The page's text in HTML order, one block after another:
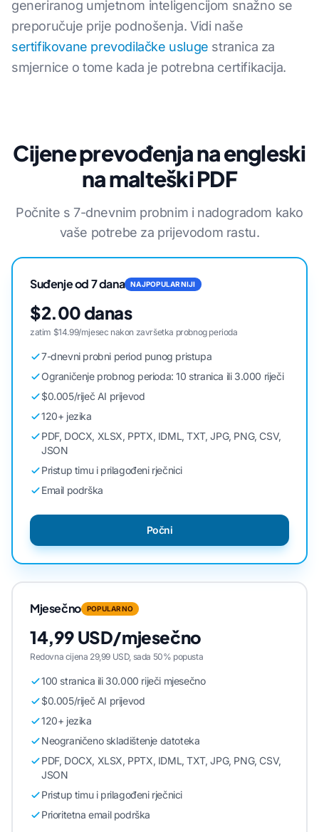
generiranog umjetnom inteligencijom snažno se
preporučuje prije podnošenja. Vidi naše
sertifikovane prevodilačke usluge stranica za
smjernice o tome kada je potrebna certifikacija.
Cijene prevođenja na engleski
na malteški PDF
Počnite s 7-dnevnim probnim i nadogradom kako
vaše potrebe za prijevodom rastu.
Suđenje od 7 dana NAJPOPULARNIJI
$2.00 danas
zatim $14.99/mjesec nakon završetka probnog perioda
7-dnevni probni period punog pristupa
Ograničenje probnog perioda: 10 stranica ili 3.000 riječi
$0.005/riječ AI prijevod
120+ jezika
PDF, DOCX, XLSX, PPTX, IDML, TXT, JPG, PNG, CSV,
JSON
Pristup timu i prilagođeni rječnici
Email podrška
Počni
Mjesečno POPULARNO
14,99 USD/mjesečno
Redovna cijena 29,99 USD, sada 50% popusta
100 stranica ili 30.000 riječi mjesečno
$0.005/riječ AI prijevod
120+ jezika
Neograničeno skladištenje datoteka
PDF, DOCX, XLSX, PPTX, IDML, TXT, JPG, PNG, CSV,
JSON
Pristup timu i prilagođeni rječnici
Prioritetna email podrška